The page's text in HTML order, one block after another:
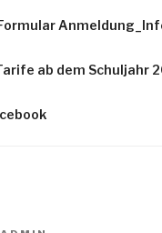
ab dem Schuljahr